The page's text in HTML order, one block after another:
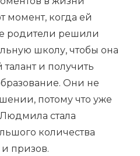
момент, когда ей
родители решили
школу, чтобы она
талант и получить
Они не
потому что уже
стала
количества
призов.